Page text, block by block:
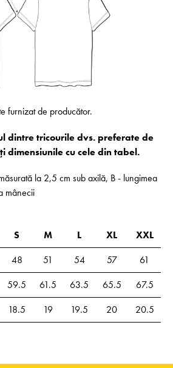
furnizat de producător.
dintre tricourile dvs. preferate de
dimensiunile cu cele din tabel.
la 2,5 cm sub axilă, B - lungimea
mânecii
S M L XL
XXL
48 51 54 57
61
59.5 61.5 63.5 65.5
67.5
18.5 19 19.5 20 20.5